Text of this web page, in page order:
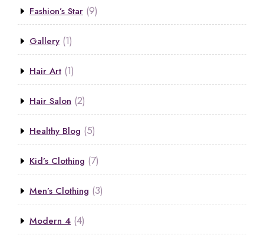
Fashion’s Star (9)
Gallery (1)
Hair Art (1)
Hair Salon (2)
Healthy Blog (5)
Kid’s Clothing (7)
Men’s Clothing (3)
Modern 4 (4)